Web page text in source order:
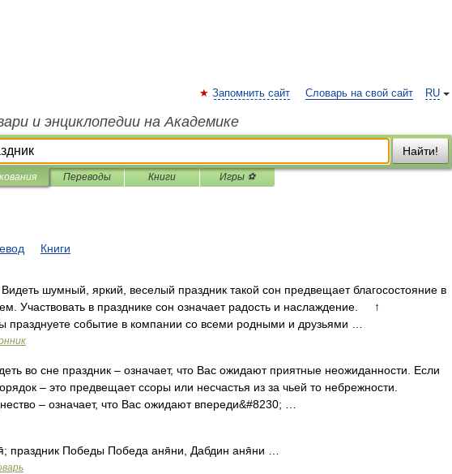
RU
Запомнить сайт Словарь на свой сайт
и энциклопедии на Академике
Найти!
Переводы Книги Игры ⚽
Книги
шумный, яркий, веселый праздник такой сон предвещает благосостояние в
Участвовать в празднике сон означает радость и наслаждение. ↑
празднуете событие в компании со всеми родными и друзьями …
во сне праздник – означает, что Вас ожидают приятные неожиданности. Если
– это предвещает ссоры или несчастья из за чьей то небрежности.
– означает, что Вас ожидают впереди&#8230; …
праздник Победы Победа аня̄ни, Дабдин аня̄ни …